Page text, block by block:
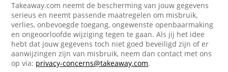
Takeaway.com neemt de bescherming van jouw gegevens
serieus en neemt passende maatregelen om misbruik,
verlies, onbevoegde toegang, ongewenste openbaarmaking
en ongeoorloofde wijziging tegen te gaan. Als jij het idee
hebt dat jouw gegevens toch niet goed beveiligd zijn of er
aanwijzingen zijn van misbruik, neem dan contact met ons
op via: privacy-concerns@takeaway.com.